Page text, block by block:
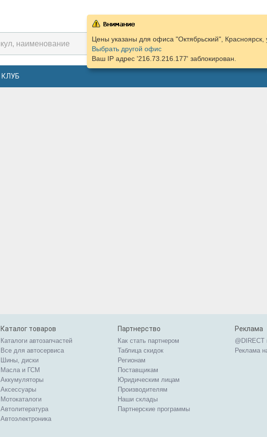
КЛУБ
Цены указаны для офиса "Октябрьский", Красноярск,
Выбрать другой офис
Ваш IP адрес '216.73.216.177' заблокирован.
Каталог товаров
Каталоги автозапчастей
Все для автосервиса
Шины, диски
Масла и ГСМ
Аккумуляторы
Аксессуары
Мотокаталоги
Автолитература
Автоэлектроника
Партнерство
Как стать партнером
Таблица скидок
Регионам
Поставщикам
Юридическим лицам
Производителям
Наши склады
Партнерские программы
Реклама
Реклама